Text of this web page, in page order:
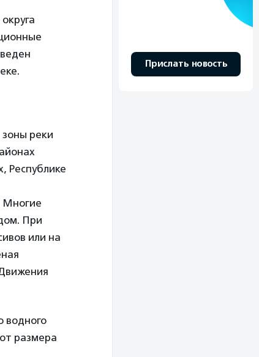
реки
Республике
Многие
При
или на
водного
размера
Прислать новость